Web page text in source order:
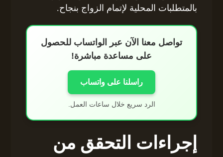
بالمتطلبات المحلية لإتمام الزواج بنجاح.
تواصل معنا الآن عبر الواتساب للحصول
على مساعدة مباشرة!
راسلنا على واتساب
الرد سريع خلال ساعات العمل.
إجراءات التحقق من